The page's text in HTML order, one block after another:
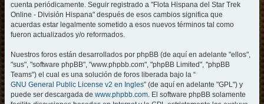
cuenta periódicamente. Seguir registrado a "Flota Hispana del Star Trek
Online - División Hispana" después de esos cambios significa que
acuerdas estar legalmente sometido a esos nuevos términos tal como
fueron actualizados y/o reformados.
Nuestros foros están desarrollados por phpBB (de aquí en adelante "ellos",
"sus", "software phpBB", "www.phpbb.com", "phpBB Limited", "phpBB
Teams") el cual es una solución de foros liberada bajo la “
GNU General Public License v2 en Ingles” (de aquí en adelante "GPL") y
puede ser descargada de www.phpbb.com. El software phpBB solamente